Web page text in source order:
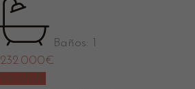
Baños: 1
232.000€
Vendido